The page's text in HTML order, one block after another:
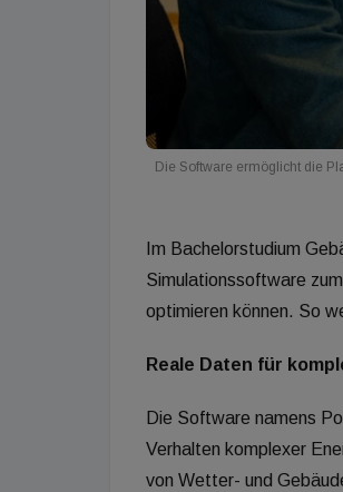
Die Software ermöglicht die
Im Bachelorstudium
Simulationssoftware
optimieren können. So
Reale Daten für
Die Software namens
Verhalten komplexer
von Wetter- und